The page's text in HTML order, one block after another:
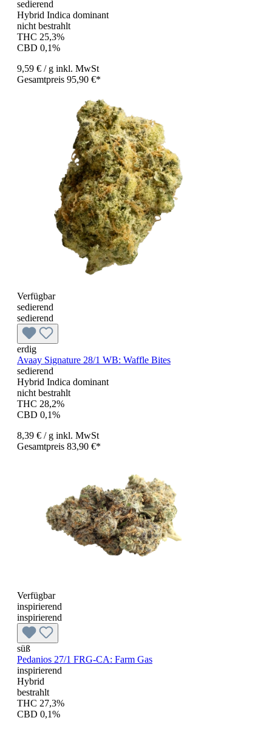
sedierend
Hybrid Indica dominant
nicht bestrahlt
THC 25,3%
CBD 0,1%
9,59 € / g inkl. MwSt
Gesamtpreis 95,90 €*
Verfügbar
sedierend
sedierend
erdig
Avaay Signature 28/1 WB: Waffle Bites
sedierend
Hybrid Indica dominant
nicht bestrahlt
THC 28,2%
CBD 0,1%
8,39 € / g inkl. MwSt
Gesamtpreis 83,90 €*
Verfügbar
inspirierend
inspirierend
süß
Pedanios 27/1 FRG-CA: Farm Gas
inspirierend
Hybrid
bestrahlt
THC 27,3%
CBD 0,1%